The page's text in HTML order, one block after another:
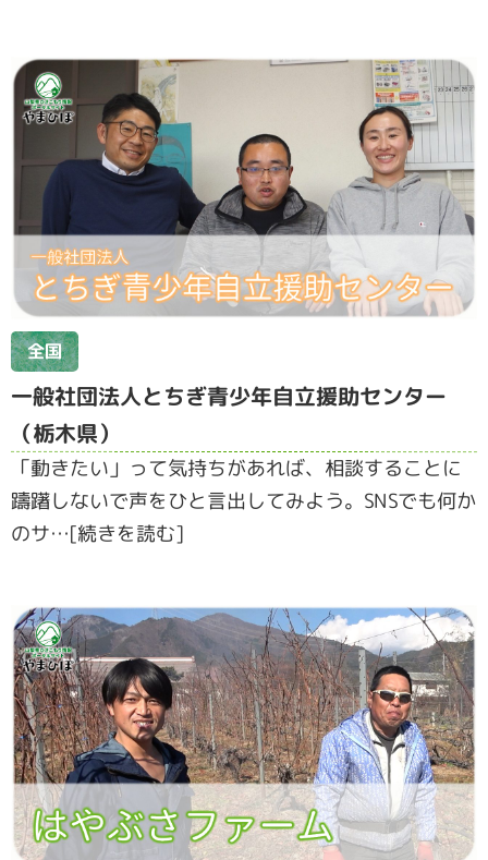
全国
一般社団法人とちぎ青少年自立援助センター
（栃木県）
「動きたい」って気持ちがあれば、相談することに
躊躇しないで声をひと言出してみよう。SNSでも何か
のサ…[続きを読む]